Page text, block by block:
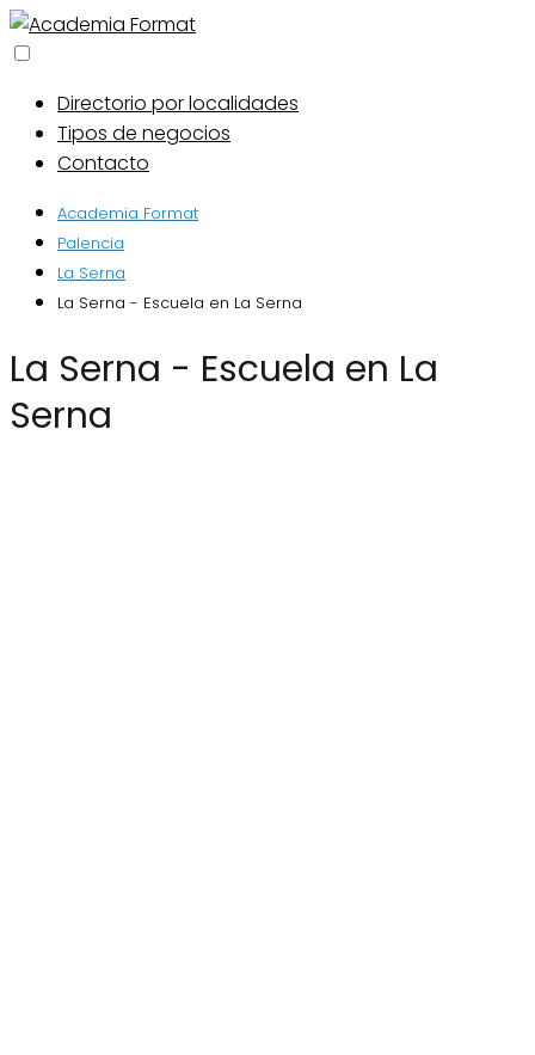
Directorio por localidades
Tipos de negocios
Contacto
Academia Format
Palencia
La Serna
La Serna - Escuela en La Serna
La Serna - Escuela en La
Serna